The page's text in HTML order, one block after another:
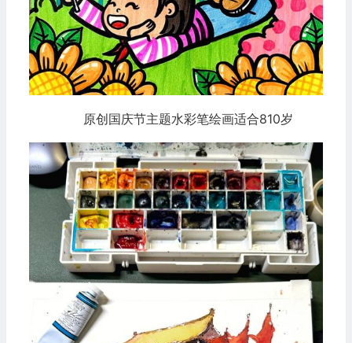
原创国庆节主题水彩笔绘画适合810岁